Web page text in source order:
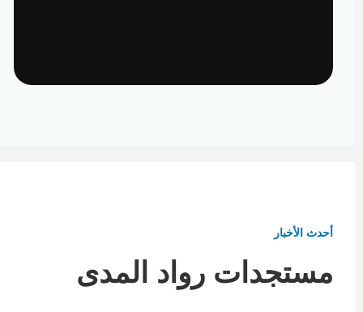
أحدث الأخبار
مستجدات رواد المدى